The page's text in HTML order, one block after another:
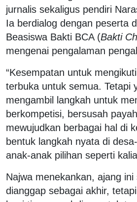
jurnalis sekaligus pendiri
Ia berdialog dengan peserta
Beasiswa Bakti BCA (Bakti
mengenai pengalaman
“Kesempatan untuk
terbuka untuk semua. Tetapi
mengambil langkah untuk
berkompetisi, bersusah
mewujudkan berbagai hal di
bentuk langkah nyata di
anak-anak pilihan seperti
Najwa menekankan, ajang
dianggap sebagai akhir,